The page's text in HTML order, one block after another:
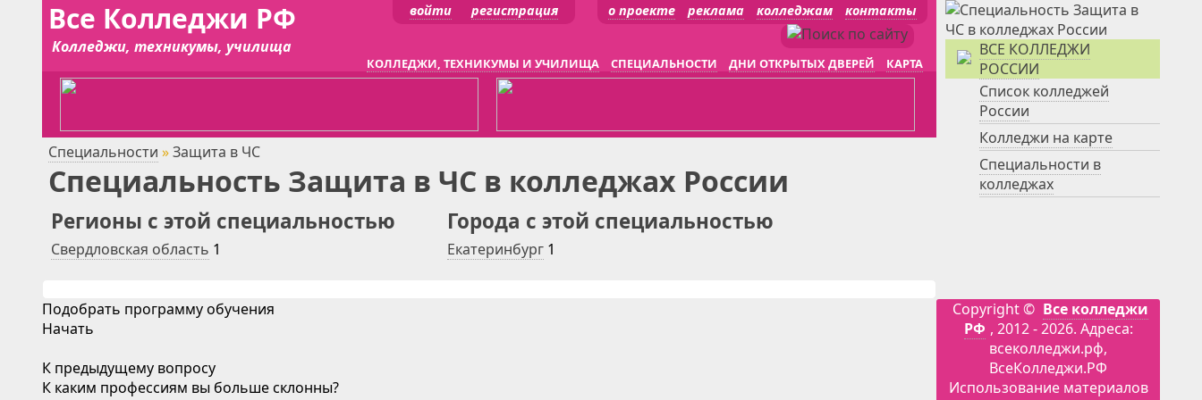
Все Колледжи РФ
Колледжи, техникумы, училища
о проекте реклама колледжам контакты
войти регистрация
КОЛЛЕДЖИ, ТЕХНИКУМЫ И УЧИЛИЩА СПЕЦИАЛЬНОСТИ ДНИ ОТКРЫТЫХ ДВЕРЕЙ КАРТА
Специальности »Защита в ЧС
Специальность Защита в ЧС в колледжах России
Регионы с этой специальностью
Свердловская область 1
Города с этой специальностью
Екатеринбург 1
ВСЕ КОЛЛЕДЖИ
РОССИИ
Список колледжей
России
Колледжи на карте
Специальности в
колледжах
Подобрать программу обучения
Начать
К предыдущему вопросу
К каким профессиям вы больше склонны?
Copyright © Все колледжи
РФ , 2012 - 2026. Адреса:
всеколледжи.рф,
ВсеКолледжи.РФ
Использование материалов